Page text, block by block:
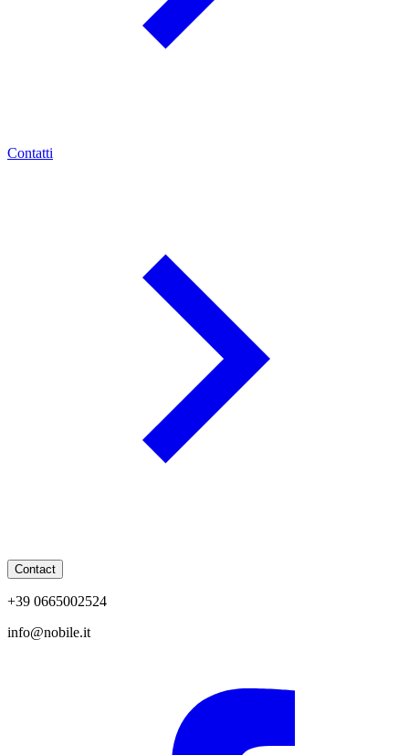
Contatti
Contact
+39 0665002524
info@nobile.it